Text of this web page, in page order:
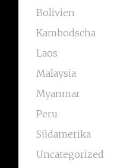
Bolivien
Kambodscha
Laos
Malaysia
Myanmar
Peru
Südamerika
Uncategorized